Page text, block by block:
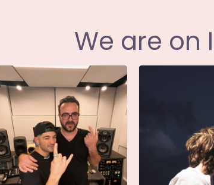
We are on
Siamo entusiasti di annunciare
che @moseofficial...